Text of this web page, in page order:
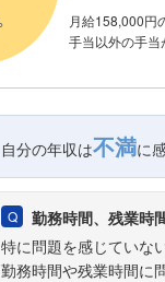
月給158,000円
手当以外の手当
自分の年収は不満に
勤務時間、残業時
特に問題を感じていない
勤務時間や残業時間に